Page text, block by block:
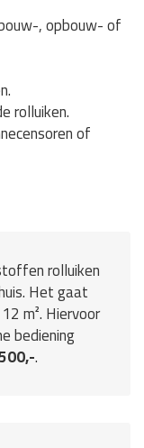
, opbouw- of
rolluiken.
of
rolluiken
Het gaat
m². Hiervoor
bediening
.